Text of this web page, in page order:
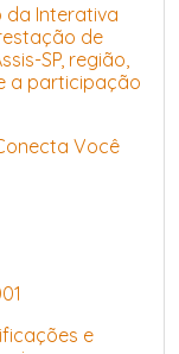
da Interativa
de
SP, região,
a participação
Você
e